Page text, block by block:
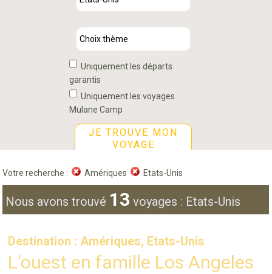
Uniquement les départs
garantis
Uniquement les voyages
Mulane Camp
JE TROUVE MON
VOYAGE
Votre recherche : Amériques Etats-Unis
Nous avons trouvé 13 voyages : Etats-Unis
Destination : Amériques, Etats-Unis
L'ouest en famille Los Angeles